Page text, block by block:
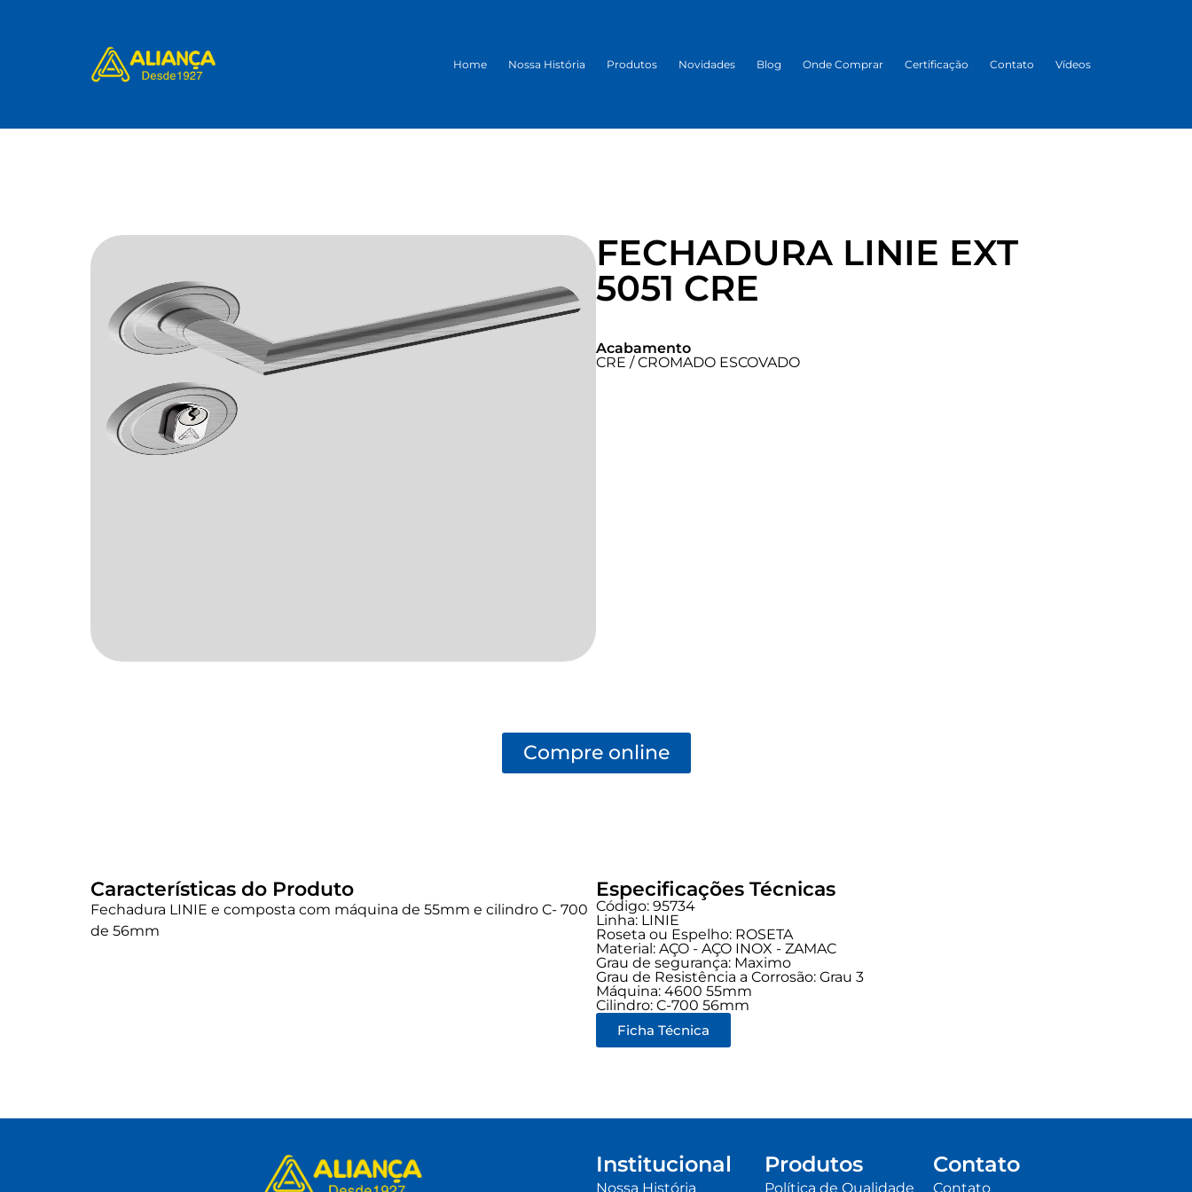
Home Nossa História Produtos Novidades Blog Onde Comprar Certificação Contato Vídeos
FECHADURA LINIE EXT
5051 CRE
Acabamento
CRE / CROMADO ESCOVADO
Compre online
Características do Produto
Fechadura LINIE e composta com máquina de 55mm e cilindro C- 700
de 56mm
Especificações Técnicas
Código: 95734
Linha: LINIE
Roseta ou Espelho: ROSETA
Material: AÇO - AÇO INOX - ZAMAC
Grau de segurança: Maximo
Grau de Resistência a Corrosão: Grau 3
Máquina: 4600 55mm
Cilindro: C-700 56mm
Ficha Técnica
Institucional
Nossa História
Produtos
Política de Qualidade
Contato
Contato